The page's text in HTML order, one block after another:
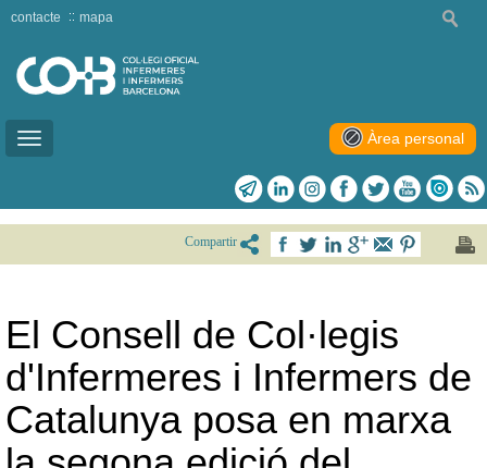
Toggle
contacte mapa
Àrea personal
Compartir
El Consell de Col·legis
d'Infermeres i Infermers de
Catalunya posa en marxa